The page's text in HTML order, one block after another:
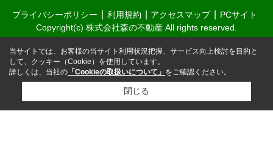
プライバシーポリシー 利用規約 アクセスマップ
PCサイト
Copyright(c) 株式会社森の不動産 All rights reserved.
当サイトでは、お客様の当サイト利用状況把握、サービス向上検討を目的と
して、クッキー（Cookie）を使用しています。
詳しくは、当社の 「Cookieの取扱いについて」 をご確認ください。
閉じる